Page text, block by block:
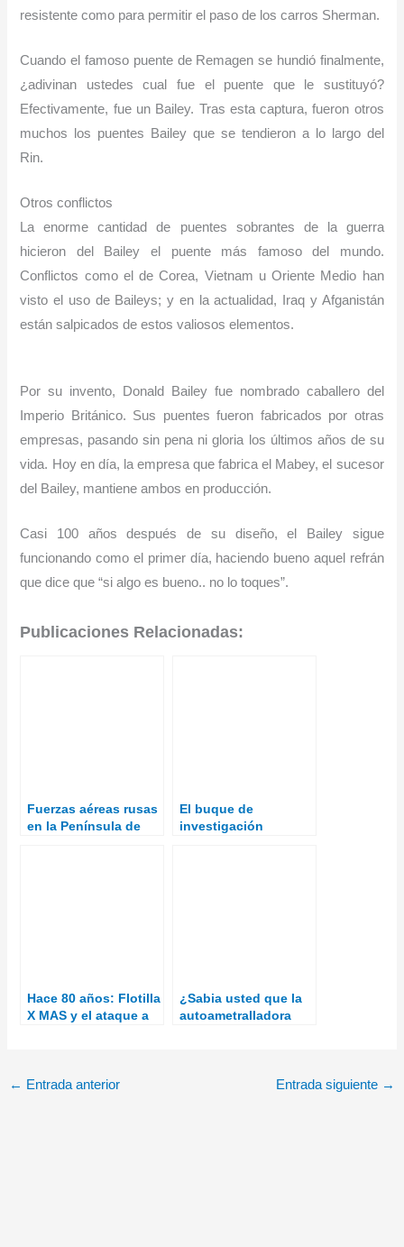
resistente como para permitir el paso de los carros Sherman.
Cuando el famoso puente de Remagen se hundió finalmente,
¿adivinan ustedes cual fue el puente que le sustituyó?
Efectivamente, fue un Bailey. Tras esta captura, fueron otros
muchos los puentes Bailey que se tendieron a lo largo del
Rin.
Otros conflictos
La enorme cantidad de puentes sobrantes de la guerra
hicieron del Bailey el puente más famoso del mundo.
Conflictos como el de Corea, Vietnam u Oriente Medio han
visto el uso de Baileys; y en la actualidad, Iraq y Afganistán
están salpicados de estos valiosos elementos.
Por su invento, Donald Bailey fue nombrado caballero del
Imperio Británico. Sus puentes fueron fabricados por otras
empresas, pasando sin pena ni gloria los últimos años de su
vida. Hoy en día, la empresa que fabrica el Mabey, el sucesor
del Bailey, mantiene ambos en producción.
Casi 100 años después de su diseño, el Bailey sigue
funcionando como el primer día, haciendo bueno aquel refrán
que dice que “si algo es bueno.. no lo toques”.
Publicaciones Relacionadas:
Fuerzas aéreas rusas
en la Península de
El buque de
investigación
Hace 80 años: Flotilla
X MAS y el ataque a
¿Sabia usted que la
autoametralladora
de La Legión en el
← Entrada anterior Entrada siguiente →